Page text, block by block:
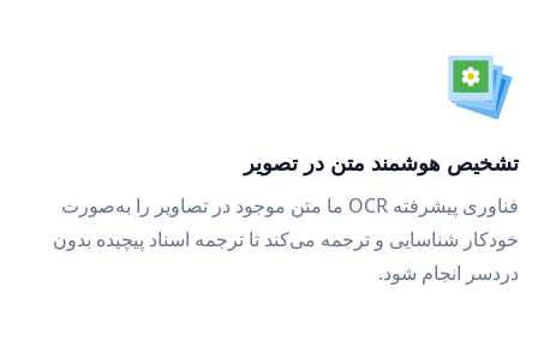
تشخیص هوشمند متن در تصویر
فناوری پیشرفته OCR ما متن موجود در تصاویر را به‌صورت
خودکار شناسایی و ترجمه می‌کند تا ترجمه اسناد پیچیده بدون
دردسر انجام شود.